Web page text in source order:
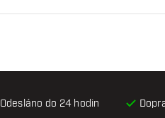
Odesláno do 24 hodin